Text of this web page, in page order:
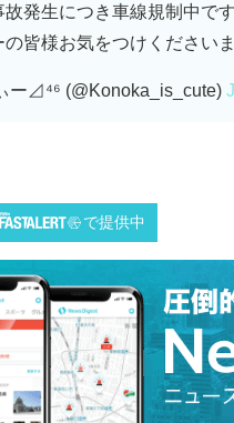
故発生につき車線規制中で
の皆様お気をつけください
ー⊿⁴⁶ (@Konoka_is_cute)
で提供中